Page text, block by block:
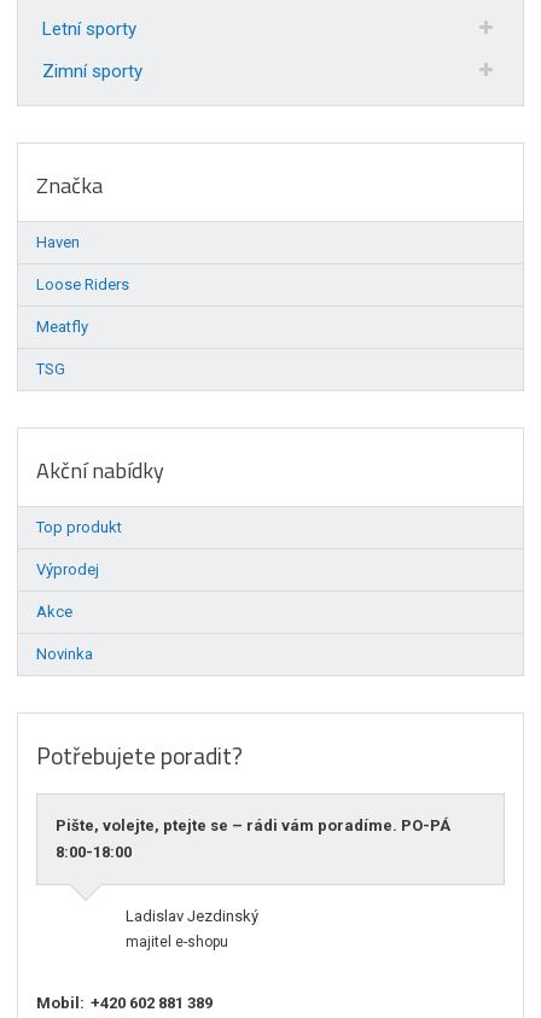
Letní sporty
Zimní sporty
Značka
Haven
Loose Riders
Meatfly
TSG
Akční nabídky
Top produkt
Výprodej
Akce
Novinka
Potřebujete poradit?
Pište, volejte, ptejte se – rádi vám poradíme. PO-PÁ
8:00-18:00
Ladislav Jezdinský
majitel e-shopu
Mobil: +420 602 881 389